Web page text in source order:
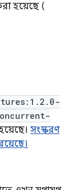
হয়েছে (
সংস্করণ